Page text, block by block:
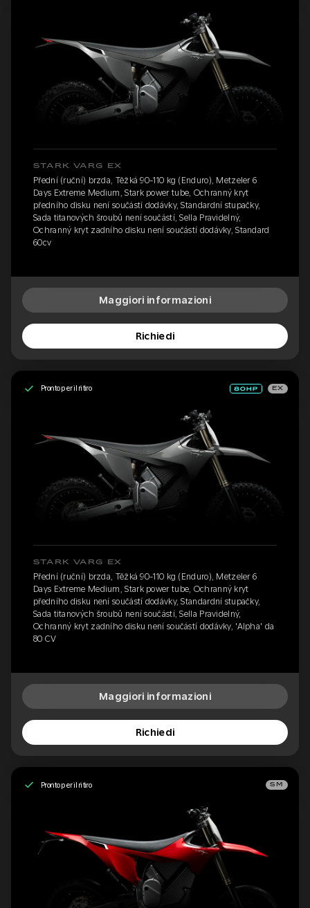
STARK VARG EX
Přední (ruční) brzda, Těžká 90-110 kg (Enduro), Metzeler 6
Days Extreme Medium, Stark power tube, Ochranný kryt
předního disku není součástí dodávky, Standardní stupačky,
Sada titanových šroubů není součástí, Sella Pravidelný,
Ochranný kryt zadního disku není součástí dodávky, Standard
60cv
Maggiori informazioni
Richiedi
Pronto per il ritiro EX
STARK VARG EX
Přední (ruční) brzda, Těžká 90-110 kg (Enduro), Metzeler 6
Days Extreme Medium, Stark power tube, Ochranný kryt
předního disku není součástí dodávky, Standardní stupačky,
Sada titanových šroubů není součástí, Sella Pravidelný,
Ochranný kryt zadního disku není součástí dodávky, 'Alpha' da
80 CV
Maggiori informazioni
Richiedi
Pronto per il ritiro SM